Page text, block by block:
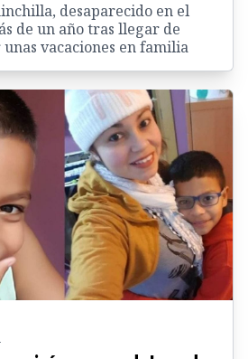
desaparecido en el
de un año tras llegar de
vacaciones en familia